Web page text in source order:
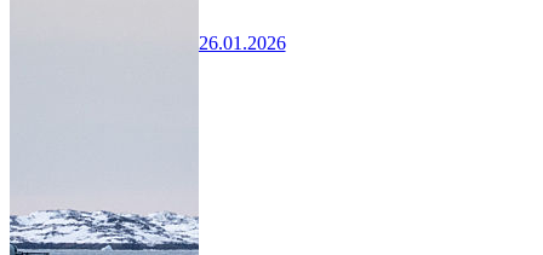
26.01.2026